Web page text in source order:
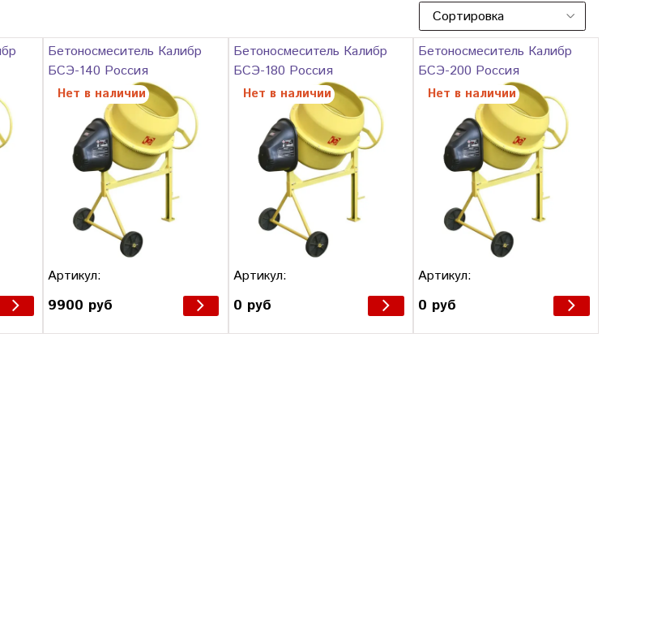
Бетоносмеситель Калибр
БСЭ-140 Россия
Нет в наличии
Артикул:
9900 руб
Бетоносмеситель Калибр
БСЭ-180 Россия
Нет в наличии
Артикул:
0 руб
Бетоносмеситель Калибр
БСЭ-200 Россия
Нет в наличии
Артикул:
0 руб